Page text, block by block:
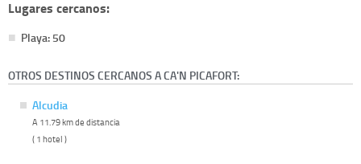
Lugares cercanos:
Playa: 50
OTROS DESTINOS CERCANOS A CA'N PICAFORT:
Alcudia
A 11.79 km de distancia
( 1 hotel )